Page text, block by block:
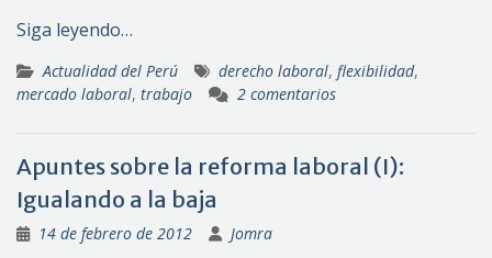
Siga leyendo…
Actualidad del Perú derecho laboral, flexibilidad,
mercado laboral, trabajo 2 comentarios
Apuntes sobre la reforma laboral (I):
Igualando a la baja
14 de febrero de 2012 Jomra